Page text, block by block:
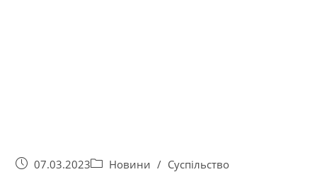
07.03.2023 Новини / Суспільство